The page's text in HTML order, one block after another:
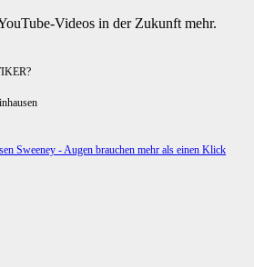
Videos in der Zukunft mehr.